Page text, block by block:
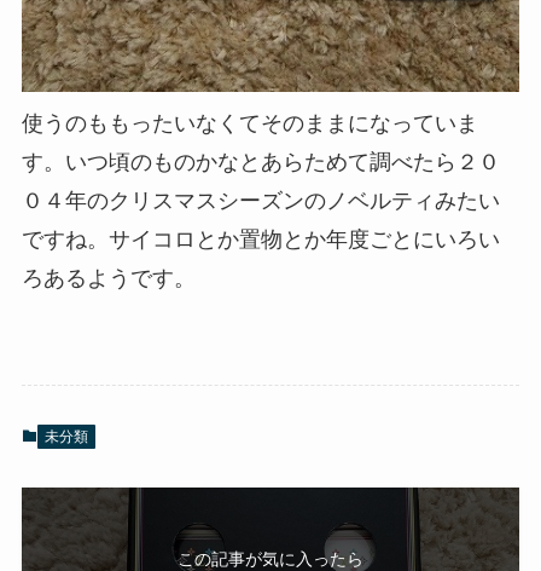
使うのももったいなくてそのままになっていま
す。いつ頃のものかなとあらためて調べたら２０
０４年のクリスマスシーズンのノベルティみたい
ですね。サイコロとか置物とか年度ごとにいろい
ろあるようです。
未分類
この記事が気に入ったら